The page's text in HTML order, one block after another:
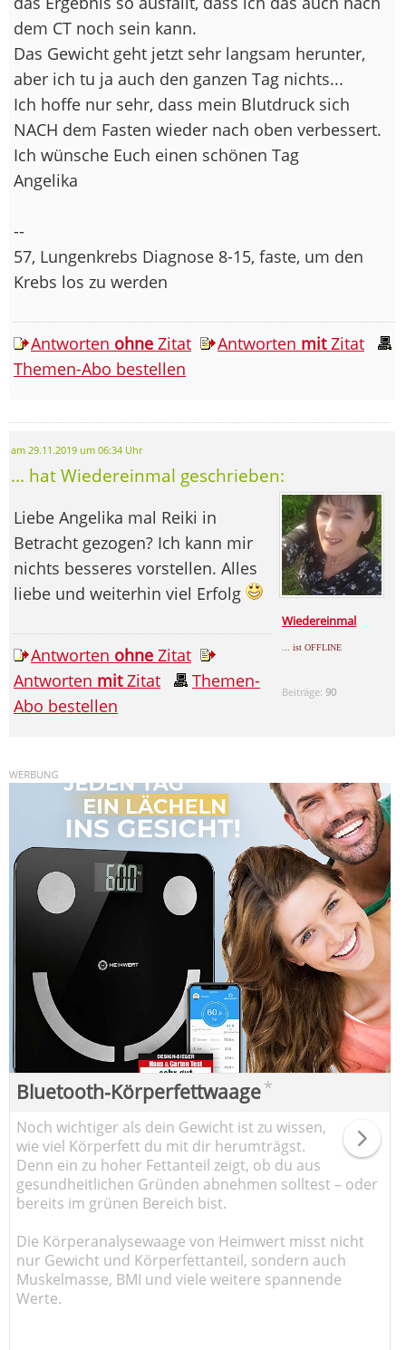
dem CT noch sein kann.
Das Gewicht geht jetzt sehr langsam herunter,
aber ich tu ja auch den ganzen Tag nichts...
Ich hoffe nur sehr, dass mein Blutdruck sich
NACH dem Fasten wieder nach oben verbessert.
Ich wünsche Euch einen schönen Tag
Angelika
--
57, Lungenkrebs Diagnose 8-15, faste, um den
Krebs los zu werden
Antworten ohne Zitat Antworten mitZitat
Themen-Abo bestellen
am 29.11.2019 um 06:34 Uhr
... hat Wiedereinmal geschrieben:
Wiedereinmal
... ist OFFLINE
Beiträge:90
Liebe Angelika mal Reiki in
Betracht gezogen? Ich kann mir
nichts besseres vorstellen. Alles
liebe und weiterhin viel Erfolg
Antworten ohne Zitat
Antworten mitZitat
Themen-
Abo bestellen
Bluetooth-Körperfettwaage*
Noch wichtiger als dein Gewicht ist zu wissen,
wie viel Körperfett du mit dir herumträgst.
Denn ein zu hoher Fettanteil zeigt, ob du aus
gesundheitlichen Gründen abnehmen solltest – oder
bereits im grünen Bereich bist.
Die Körperanalysewaage von Heimwert misst nicht
nur Gewicht und Körperfettanteil, sondern auch
Muskelmasse, BMI und viele weitere spannende
Werte.